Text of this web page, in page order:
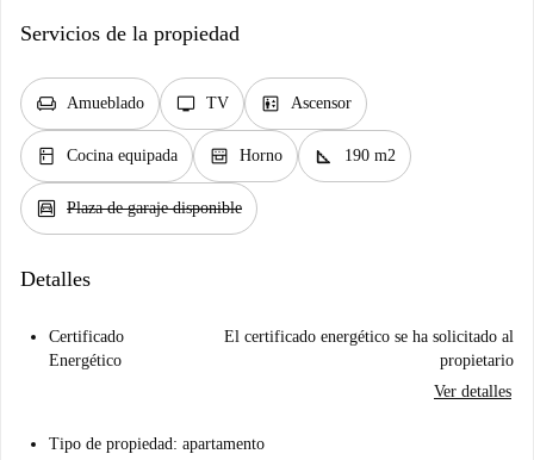
Servicios de la propiedad
chair Amueblado tv TV elevator Ascensor
kitchen Cocina equipada oven_gen Horno square_foot 190 m2
garage Plaza de garaje disponible
Detalles
Certificado
Energético
El certificado energético se ha solicitado al
propietario
Ver detalles
Tipo de propiedad: apartamento